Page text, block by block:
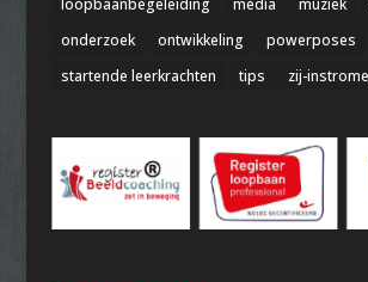
onderzoek
ontwikkeling powerposes
startende leerkrachten
tips zij-